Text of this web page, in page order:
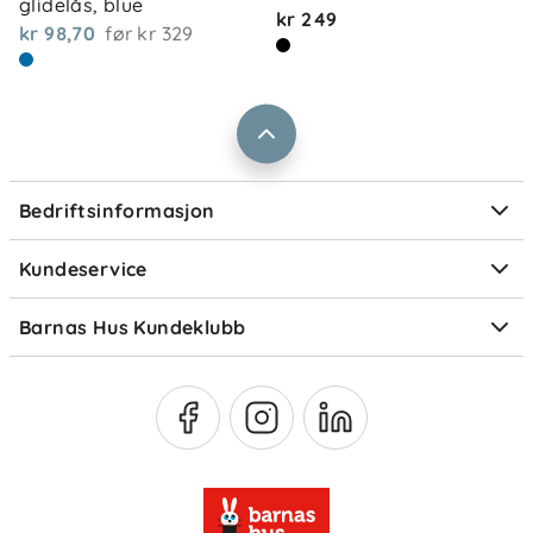
glidelås, blue
kr 98,70 før kr 329
kr 249
Bedriftsinformasjon
Jobbe i Barnas Hus
Størrelsesguider
Kundeservice
Retur og reklamasjon
Ofte stilte spørsmål
Om Klarna
Barnas Hus Kundeklubb
Medlemsvilkår